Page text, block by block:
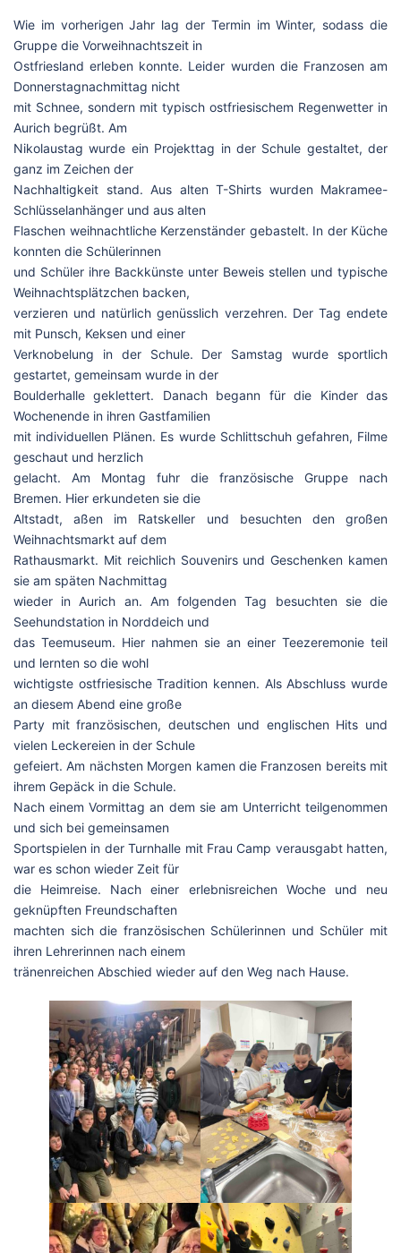
Wie im vorherigen Jahr lag der Termin im Winter, sodass die
Gruppe die Vorweihnachtszeit in
Ostfriesland erleben konnte. Leider wurden die Franzosen am
Donnerstagnachmittag nicht
mit Schnee, sondern mit typisch ostfriesischem Regenwetter in
Aurich begrüßt. Am
Nikolaustag wurde ein Projekttag in der Schule gestaltet, der
ganz im Zeichen der
Nachhaltigkeit stand. Aus alten T-Shirts wurden Makramee-
Schlüsselanhänger und aus alten
Flaschen weihnachtliche Kerzenständer gebastelt. In der Küche
konnten die Schülerinnen
und Schüler ihre Backkünste unter Beweis stellen und typische
Weihnachtsplätzchen backen,
verzieren und natürlich genüsslich verzehren. Der Tag endete
mit Punsch, Keksen und einer
Verknobelung in der Schule. Der Samstag wurde sportlich
gestartet, gemeinsam wurde in der
Boulderhalle geklettert. Danach begann für die Kinder das
Wochenende in ihren Gastfamilien
mit individuellen Plänen. Es wurde Schlittschuh gefahren, Filme
geschaut und herzlich
gelacht. Am Montag fuhr die französische Gruppe nach
Bremen. Hier erkundeten sie die
Altstadt, aßen im Ratskeller und besuchten den großen
Weihnachtsmarkt auf dem
Rathausmarkt. Mit reichlich Souvenirs und Geschenken kamen
sie am späten Nachmittag
wieder in Aurich an. Am folgenden Tag besuchten sie die
Seehundstation in Norddeich und
das Teemuseum. Hier nahmen sie an einer Teezeremonie teil
und lernten so die wohl
wichtigste ostfriesische Tradition kennen. Als Abschluss wurde
an diesem Abend eine große
Party mit französischen, deutschen und englischen Hits und
vielen Leckereien in der Schule
gefeiert. Am nächsten Morgen kamen die Franzosen bereits mit
ihrem Gepäck in die Schule.
Nach einem Vormittag an dem sie am Unterricht teilgenommen
und sich bei gemeinsamen
Sportspielen in der Turnhalle mit Frau Camp verausgabt hatten,
war es schon wieder Zeit für
die Heimreise. Nach einer erlebnisreichen Woche und neu
geknüpften Freundschaften
machten sich die französischen Schülerinnen und Schüler mit
ihren Lehrerinnen nach einem
tränenreichen Abschied wieder auf den Weg nach Hause.